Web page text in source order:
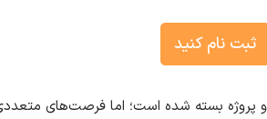
ثبت نام کنید
و پروژه بسته شده است؛ اما فرصت‌های